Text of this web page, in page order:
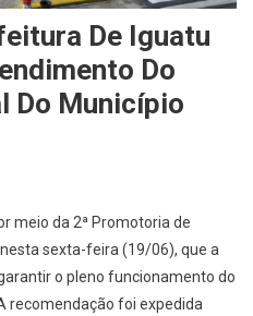
De Iguatu
Do
Do Município
meio da 2ª Promotoria de
sexta-feira (19/06), que a
o pleno funcionamento do
recomendação foi expedida